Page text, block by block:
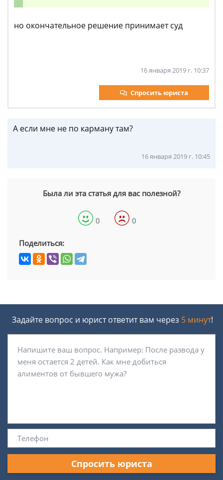
но окончательное решение принимает суд
16 января 2019 г. 10:37
Спросить юриста
А если мне не по карману там?
16 января 2019 г. 10:45
Была ли эта статья для вас полезной?
0 0
Поделиться:
Задайте вопрос и юрист ответит вам через 5 минут!
Спросить юриста